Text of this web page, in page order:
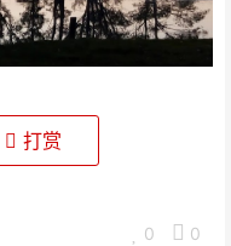
打赏
0 0